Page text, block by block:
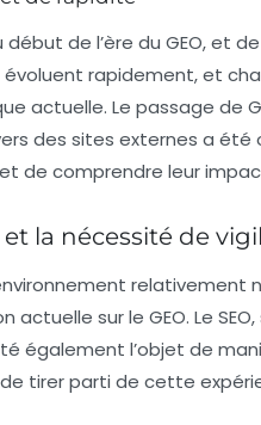
de l’ère du GEO, et
évoluent rapidement, et
actuelle. Le passage de
des sites externes a
de comprendre leur
et la nécessité de
relativement
actuelle sur le GEO. Le
également l’objet de
tirer parti de cette